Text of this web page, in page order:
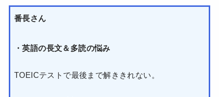
番長さん
・英語の長文＆多読の悩み
TOEICテストで最後まで解ききれない。